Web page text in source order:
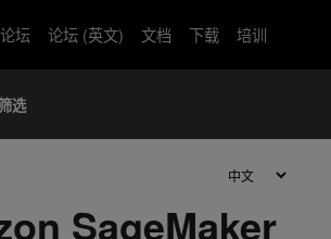
论坛 论坛 (英文) 文档 下载 培训
SageMaker